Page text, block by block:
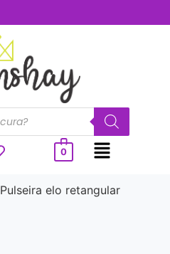
0
Pulseira elo retangular